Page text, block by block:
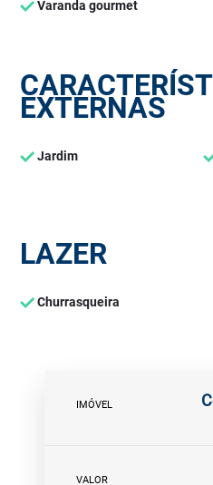
Varanda gourmet
EXTERNAS
Jardim
LAZER
Churrasqueira
IMÓVEL
VALOR